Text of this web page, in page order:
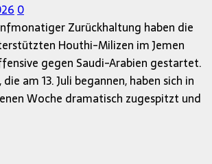
0
Zurückhaltung haben die
Houthi-Milizen im Jemen
gegen Saudi-Arabien gestartet.
am 13. Juli begannen, haben sich in
Woche dramatisch zugespitzt und